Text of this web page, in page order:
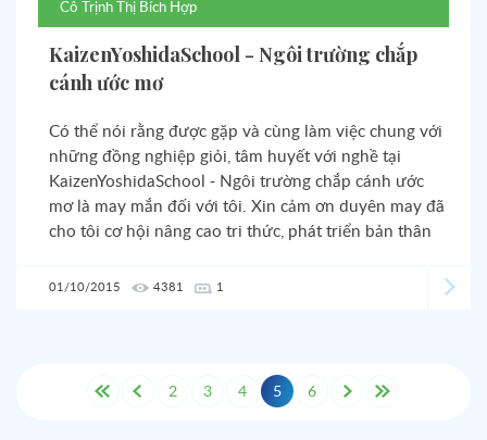
Cô Trịnh Thị Bích Hợp
KaizenYoshidaSchool - Ngôi trường chắp
cánh ước mơ
Có thể nói rằng được gặp và cùng làm việc chung với
những đồng nghiệp giỏi, tâm huyết với nghề tại
KaizenYoshidaSchool - Ngôi trường chắp cánh ước
mơ là may mắn đối với tôi. Xin cảm ơn duyên may đã
cho tôi cơ hội nâng cao tri thức, phát triển bản thân
01/10/2015 4381 1
2 3 4 5 6